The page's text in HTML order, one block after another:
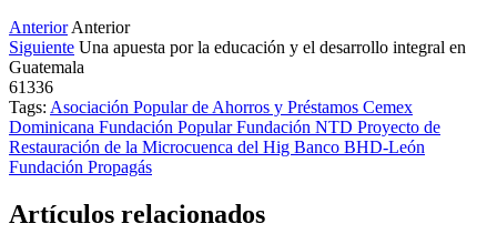
Anterior Anterior
Siguiente Una apuesta por la educación y el desarrollo integral en
Guatemala
61336
Tags: Asociación Popular de Ahorros y Préstamos Cemex
Dominicana Fundación PopularFundación NTD Proyecto de
Restauración de la Microcuenca del Hig Banco BHD-León
Fundación Propagás
Artículos relacionados